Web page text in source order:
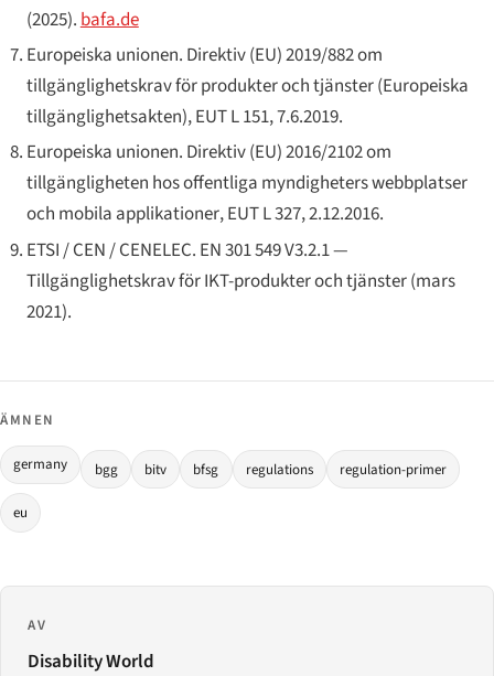
(2025).bafa.de
Europeiska unionen. Direktiv (EU) 2019/882 om
tillgänglighetskrav för produkter och tjänster (Europeiska
tillgänglighetsakten), EUT L 151, 7.6.2019.
Europeiska unionen. Direktiv (EU) 2016/2102 om
tillgängligheten hos offentliga myndigheters webbplatser
och mobila applikationer, EUT L 327, 2.12.2016.
ETSI / CEN / CENELEC. EN 301 549 V3.2.1 —
Tillgänglighetskrav för IKT-produkter och tjänster(mars
2021).
ÄMNEN
germany bgg bitv bfsg regulations regulation-primer
eu
AV
Disability World